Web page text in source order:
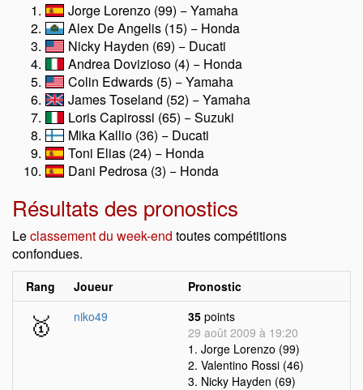
Jorge Lorenzo (99) − Yamaha
Alex De Angelis (15) − Honda
Nicky Hayden (69) − Ducati
Andrea Dovizioso (4) − Honda
Colin Edwards (5) − Yamaha
James Toseland (52) − Yamaha
Loris Capirossi (65) − Suzuki
Mika Kallio (36) − Ducati
Toni Elias (24) − Honda
Dani Pedrosa (3) − Honda
Résultats des pronostics
Leclassement du week-end toutes compétitions
confondues.
Rang Joueur Pronostic
🥇 niko49 35 points
29 août 2009 à 19:20
1. Jorge Lorenzo (99)
2. Valentino Rossi (46)
3. Nicky Hayden (69)